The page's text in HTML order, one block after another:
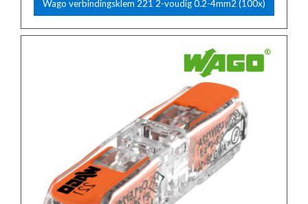
Wago verbindingsklem 221 2-voudig 0.2-4mm2 (100x)